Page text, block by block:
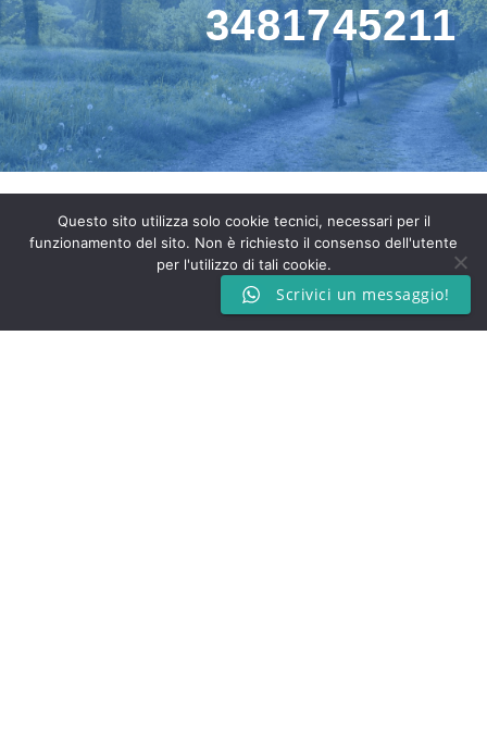
3481745211
STUDIO PROFESSIONALE ALMA MONZA
Nel nostro studio operano psicologi, psicoterapeuti,
massoterapisti, osteopati e nutrizionisti.Scrivici un messaggio!
Questo sito utilizza solo cookie tecnici, necessari per il
funzionamento del sito. Non è richiesto il consenso dell'utente
per l'utilizzo di tali cookie.
Ok